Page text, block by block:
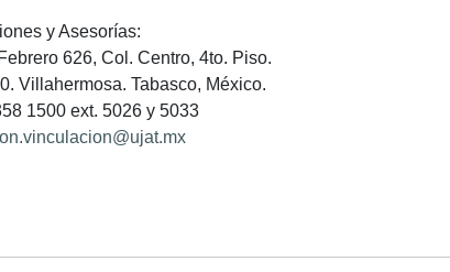
y Asesorías:
626, Col. Centro, 4to. Piso.
Villahermosa. Tabasco, México.
1500 ext. 5026 y 5033